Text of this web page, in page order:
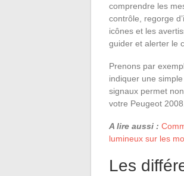
comprendre les
contrôle, regorge
icônes et les
guider et alerter le
Prenons par
indiquer une
signaux permet
votre Peugeot 2008.
A lire aussi :
lumineux sur les
Les